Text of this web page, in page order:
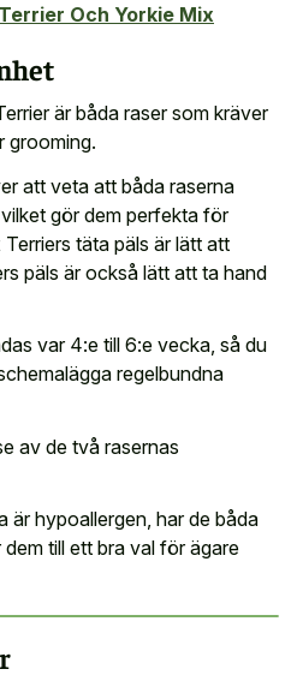
Och Yorkie Mix
är båda raser som kräver
grooming.
att veta att båda raserna
gör dem perfekta för
täta päls är lätt att
päls är också lätt att ta hand
var 4:e till 6:e vecka, så du
regelbundna
av de två rasernas
är hypoallergen, har de båda
till ett bra val för ägare